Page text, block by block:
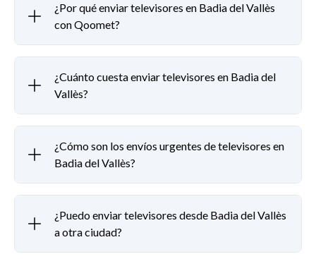
¿Por qué enviar televisores en Badia del Vallès
con Qoomet?
¿Cuánto cuesta enviar televisores en Badia del
Vallès?
¿Cómo son los envíos urgentes de televisores en
Badia del Vallès?
¿Puedo enviar televisores desde Badia del Vallès
a otra ciudad?